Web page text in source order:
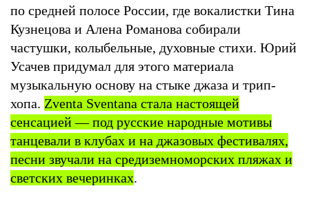
по средней полосе России, где вокалистки Тина
Кузнецова и Алена Романова собирали
частушки, колыбельные, духовные стихи. Юрий
Усачев придумал для этого материала
музыкальную основу на стыке джаза и трип-
хопа. Zventa Sventana стала настоящей
сенсацией — под русские народные мотивы
танцевали в клубах и на джазовых фестивалях,
песни звучали на средиземноморских пляжах и
светских вечеринках.